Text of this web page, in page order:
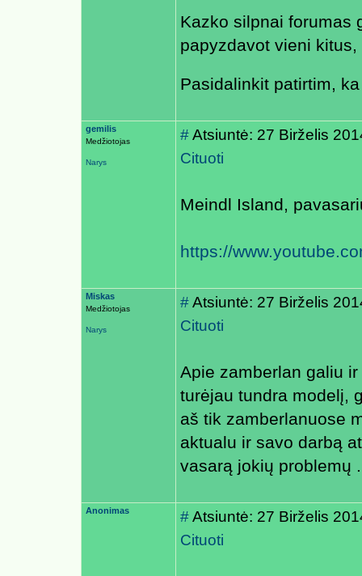
Kazko silpnai forumas
papyzdavot vieni
Pasidalinkit patirtim,
gemilis
Medžiotojas
Narys
#Atsiuntė: 27 Birželis
Cituoti
Meindl Island,
https://
Miskas
Medžiotojas
Narys
#Atsiuntė: 27 Birželis
Cituoti
Apie zamberlan galiu
turėjau tundra modelį,
aš tik zamberlanuose
aktualu ir savo darbą
vasarą jokių problemų .
Anonimas #Atsiuntė: 27 Birželis
Cituoti